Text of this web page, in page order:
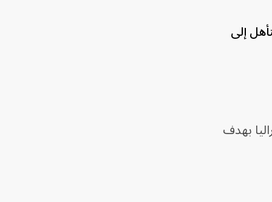
2026 بالفوز على أستراليا بركلات الترجيح 4-2، لتتأهل إلى
بهدف